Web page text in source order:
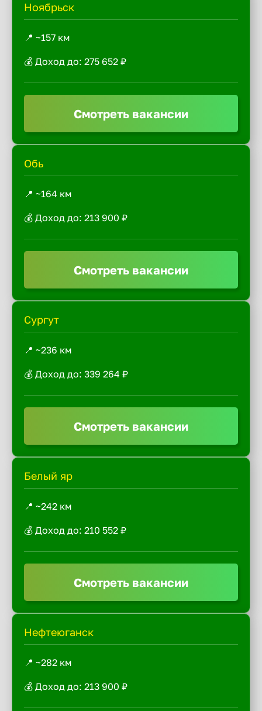
Ноябрьск
📍 ~157 км
💰 Доход до: 275 652 ₽
Смотреть вакансии
Обь
📍 ~164 км
💰 Доход до: 213 900 ₽
Смотреть вакансии
Сургут
📍 ~236 км
💰 Доход до: 339 264 ₽
Смотреть вакансии
Белый яр
📍 ~242 км
💰 Доход до: 210 552 ₽
Смотреть вакансии
Нефтеюганск
📍 ~282 км
💰 Доход до: 213 900 ₽